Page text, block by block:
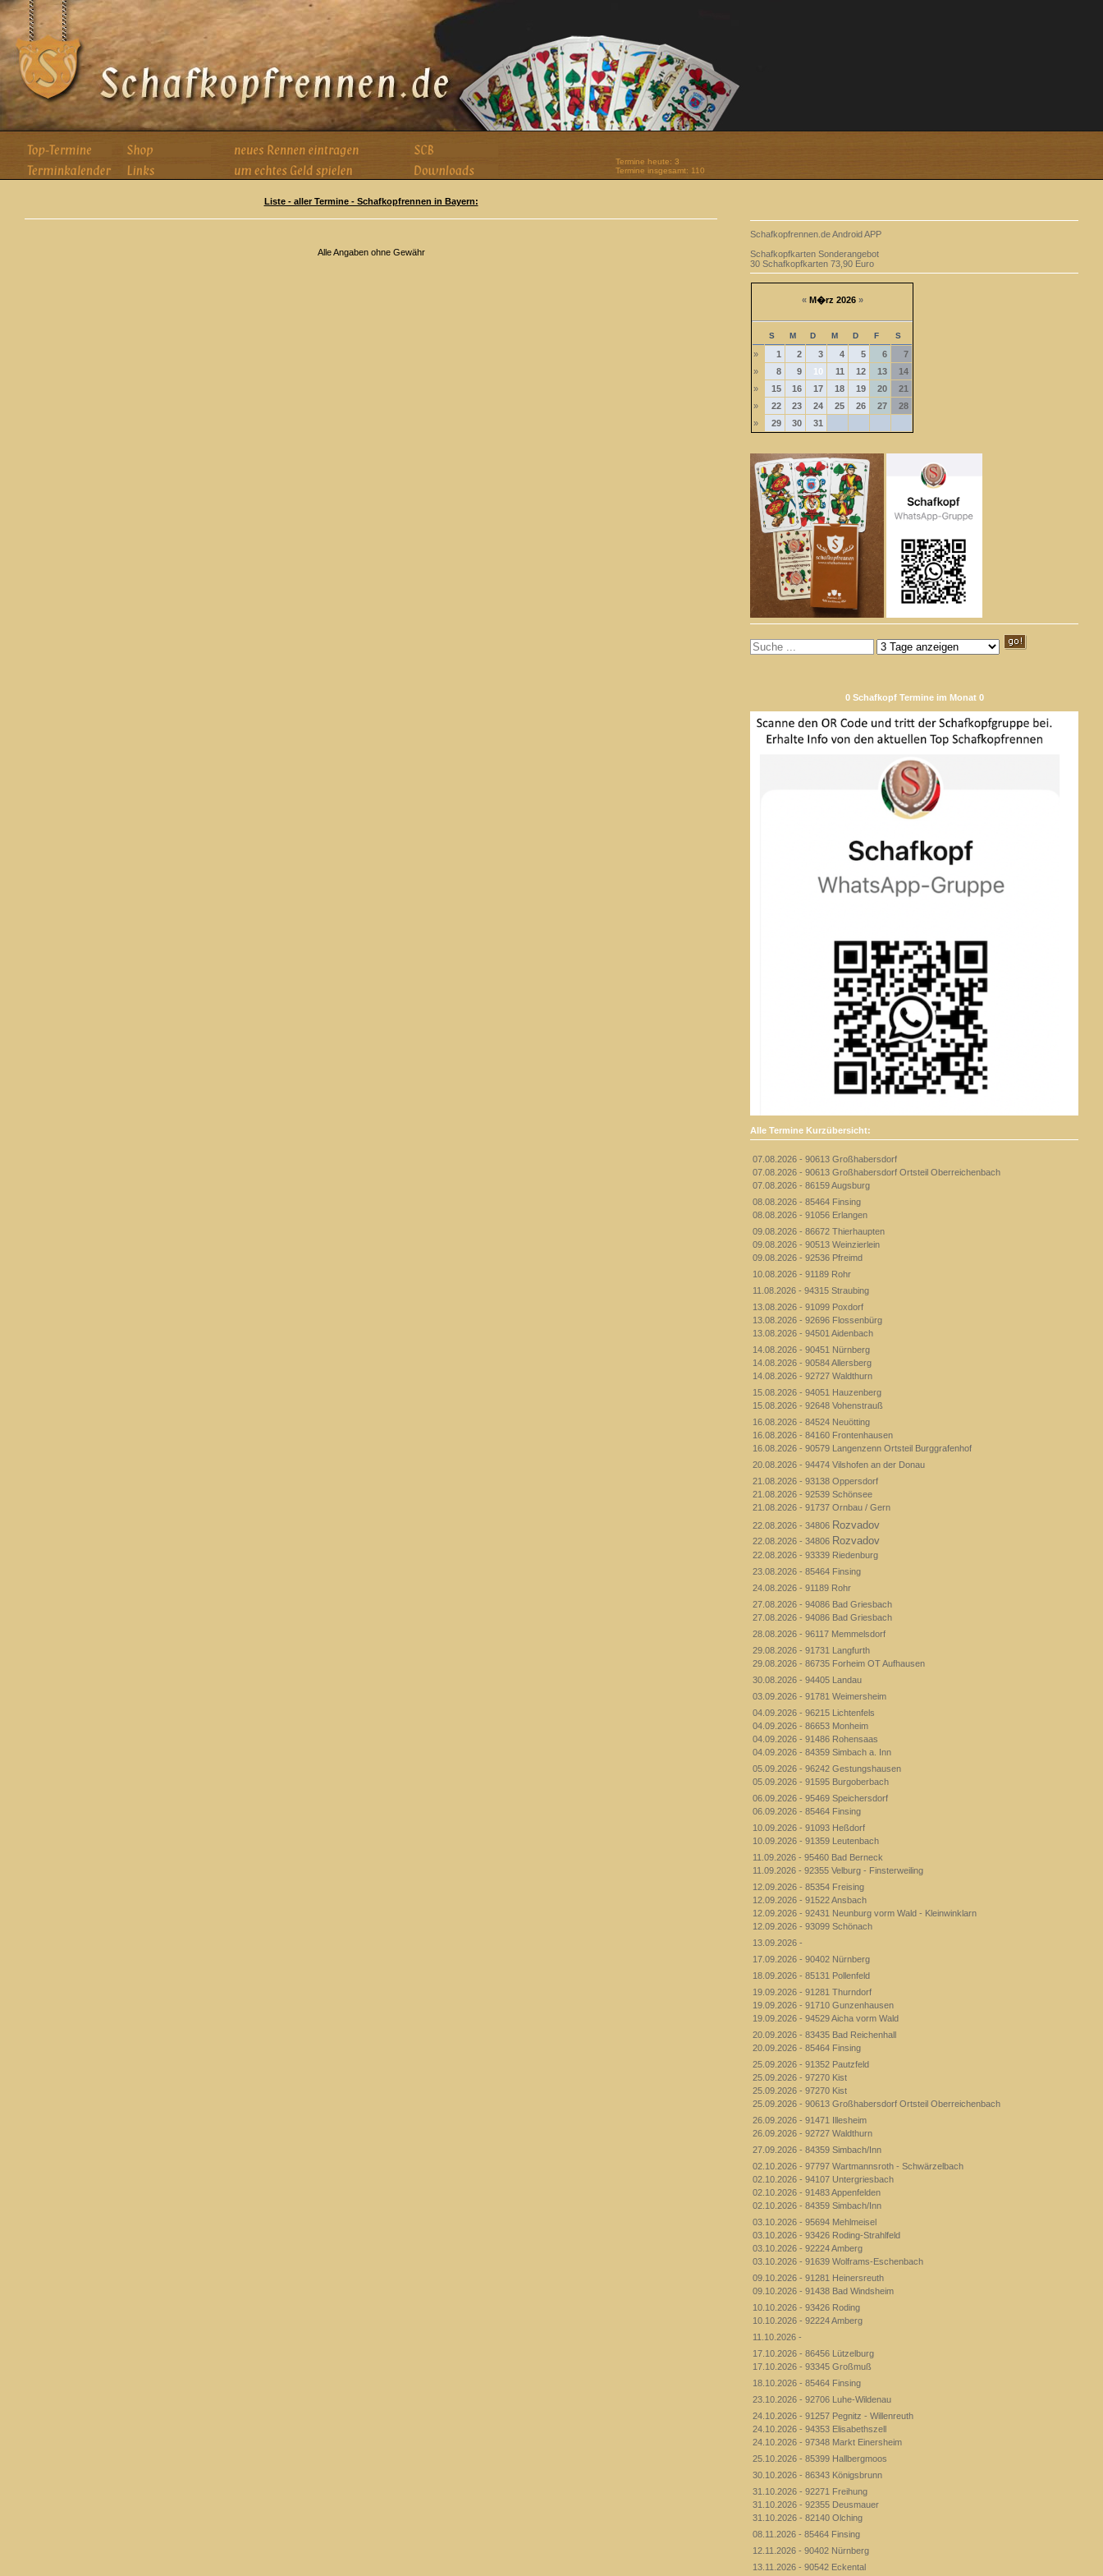
Termine heute: 3
Termine insgesamt: 110
Liste - aller Termine - Schafkopfrennen in Bayern:
Alle Angaben ohne Gewähr
Schafkopfrennen.de Android APP
Schafkopfkarten Sonderangebot
30 Schafkopfkarten 73,90 Euro
«M�rz 2026 »
S M D M D F S
» 1 2 3 4 5 6
7
»
8 9 10 11 12 13
14
»
15 16 17 18 19 20
21
»
22 23 24 25 26 27
28
»
29 30 31
0 Schafkopf Termine im Monat 0
Alle Termine Kurzübersicht:
07.08.2026 - 90613 Großhabersdorf
07.08.2026 - 90613 Großhabersdorf Ortsteil Oberreichenbach
07.08.2026 - 86159 Augsburg
08.08.2026 - 85464 Finsing
08.08.2026 - 91056 Erlangen
09.08.2026 - 86672 Thierhaupten
09.08.2026 - 90513 Weinzierlein
09.08.2026 - 92536 Pfreimd
10.08.2026 - 91189 Rohr
11.08.2026 - 94315 Straubing
13.08.2026 - 91099 Poxdorf
13.08.2026 - 92696 Flossenbürg
13.08.2026 - 94501 Aidenbach
14.08.2026 - 90451 Nürnberg
14.08.2026 - 90584 Allersberg
14.08.2026 - 92727 Waldthurn
15.08.2026 - 94051 Hauzenberg
15.08.2026 - 92648 Vohenstrauß
16.08.2026 - 84524 Neuötting
16.08.2026 - 84160 Frontenhausen
16.08.2026 - 90579 Langenzenn Ortsteil Burggrafenhof
20.08.2026 - 94474 Vilshofen an der Donau
21.08.2026 - 93138 Oppersdorf
21.08.2026 - 92539 Schönsee
21.08.2026 - 91737 Ornbau / Gern
22.08.2026 - 34806 Rozvadov
22.08.2026 - 34806 Rozvadov
22.08.2026 - 93339 Riedenburg
23.08.2026 - 85464 Finsing
24.08.2026 - 91189 Rohr
27.08.2026 - 94086 Bad Griesbach
27.08.2026 - 94086 Bad Griesbach
28.08.2026 - 96117 Memmelsdorf
29.08.2026 - 91731 Langfurth
29.08.2026 - 86735 Forheim OT Aufhausen
30.08.2026 - 94405 Landau
03.09.2026 - 91781 Weimersheim
04.09.2026 - 96215 Lichtenfels
04.09.2026 - 86653 Monheim
04.09.2026 - 91486 Rohensaas
04.09.2026 - 84359 Simbach a. Inn
05.09.2026 - 96242 Gestungshausen
05.09.2026 - 91595 Burgoberbach
06.09.2026 - 95469 Speichersdorf
06.09.2026 - 85464 Finsing
10.09.2026 - 91093 Heßdorf
10.09.2026 - 91359 Leutenbach
11.09.2026 - 95460 Bad Berneck
11.09.2026 - 92355 Velburg - Finsterweiling
12.09.2026 - 85354 Freising
12.09.2026 - 91522 Ansbach
12.09.2026 - 92431 Neunburg vorm Wald - Kleinwinklarn
12.09.2026 - 93099 Schönach
13.09.2026 -
17.09.2026 - 90402 Nürnberg
18.09.2026 - 85131 Pollenfeld
19.09.2026 - 91281 Thurndorf
19.09.2026 - 91710 Gunzenhausen
19.09.2026 - 94529 Aicha vorm Wald
20.09.2026 - 83435 Bad Reichenhall
20.09.2026 - 85464 Finsing
25.09.2026 - 91352 Pautzfeld
25.09.2026 - 97270 Kist
25.09.2026 - 97270 Kist
25.09.2026 - 90613 Großhabersdorf Ortsteil Oberreichenbach
26.09.2026 - 91471 Illesheim
26.09.2026 - 92727 Waldthurn
27.09.2026 - 84359 Simbach/Inn
02.10.2026 - 97797 Wartmannsroth - Schwärzelbach
02.10.2026 - 94107 Untergriesbach
02.10.2026 - 91483 Appenfelden
02.10.2026 - 84359 Simbach/Inn
03.10.2026 - 95694 Mehlmeisel
03.10.2026 - 93426 Roding-Strahlfeld
03.10.2026 - 92224 Amberg
03.10.2026 - 91639 Wolframs-Eschenbach
09.10.2026 - 91281 Heinersreuth
09.10.2026 - 91438 Bad Windsheim
10.10.2026 - 93426 Roding
10.10.2026 - 92224 Amberg
11.10.2026 -
17.10.2026 - 86456 Lützelburg
17.10.2026 - 93345 Großmuß
18.10.2026 - 85464 Finsing
23.10.2026 - 92706 Luhe-Wildenau
24.10.2026 - 91257 Pegnitz - Willenreuth
24.10.2026 - 94353 Elisabethszell
24.10.2026 - 97348 Markt Einersheim
25.10.2026 - 85399 Hallbergmoos
30.10.2026 - 86343 Königsbrunn
31.10.2026 - 92271 Freihung
31.10.2026 - 92355 Deusmauer
31.10.2026 - 82140 Olching
08.11.2026 - 85464 Finsing
12.11.2026 - 90402 Nürnberg
13.11.2026 - 90542 Eckental